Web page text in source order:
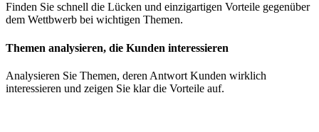
Finden Sie schnell die Lücken und einzigartigen Vorteile gegenüber
dem Wettbwerb bei wichtigen Themen.
Themen analysieren, die Kunden interessieren
Analysieren Sie Themen, deren Antwort Kunden wirklich
interessieren und zeigen Sie klar die Vorteile auf.